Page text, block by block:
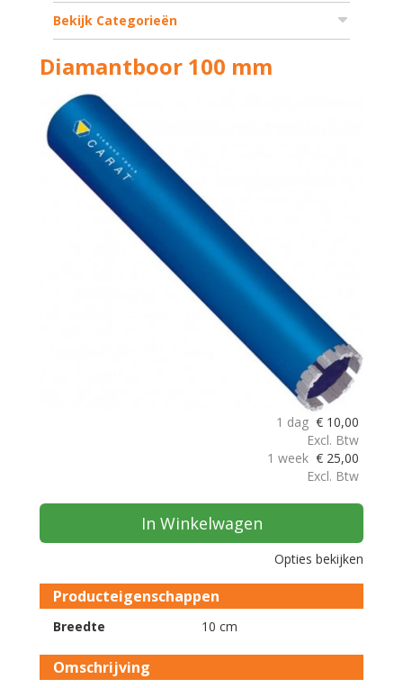
Bekijk Categorieën
Diamantboor 100 mm
1 dag € 10,00
Excl. Btw
1 week € 25,00
Excl. Btw
In Winkelwagen
Opties bekijken
Producteigenschappen
Breedte 10 cm
Omschrijving